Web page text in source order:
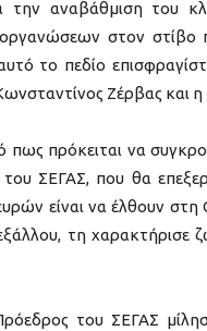
την αναβάθμιση του
στον στίβο
το πεδίο
Ζέρβας και
πρόκειται να
ΣΕΓΑΣ, που θα
είναι να έλθουν
τη χαρακτήρισε
του ΣΕΓΑΣ